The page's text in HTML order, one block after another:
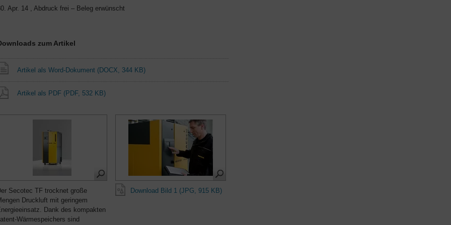
Apr. 14 , Abdruck frei – Beleg erwünscht
zum Artikel
Artikel als Word-Dokument (DOCX, 344 KB)
Artikel als PDF (PDF, 532 KB)
Secotec TF trocknet große
Druckluft mit geringem
Dank des kompakten
Wärmespeichers sind
Download Bild 1 (JPG, 915 KB)